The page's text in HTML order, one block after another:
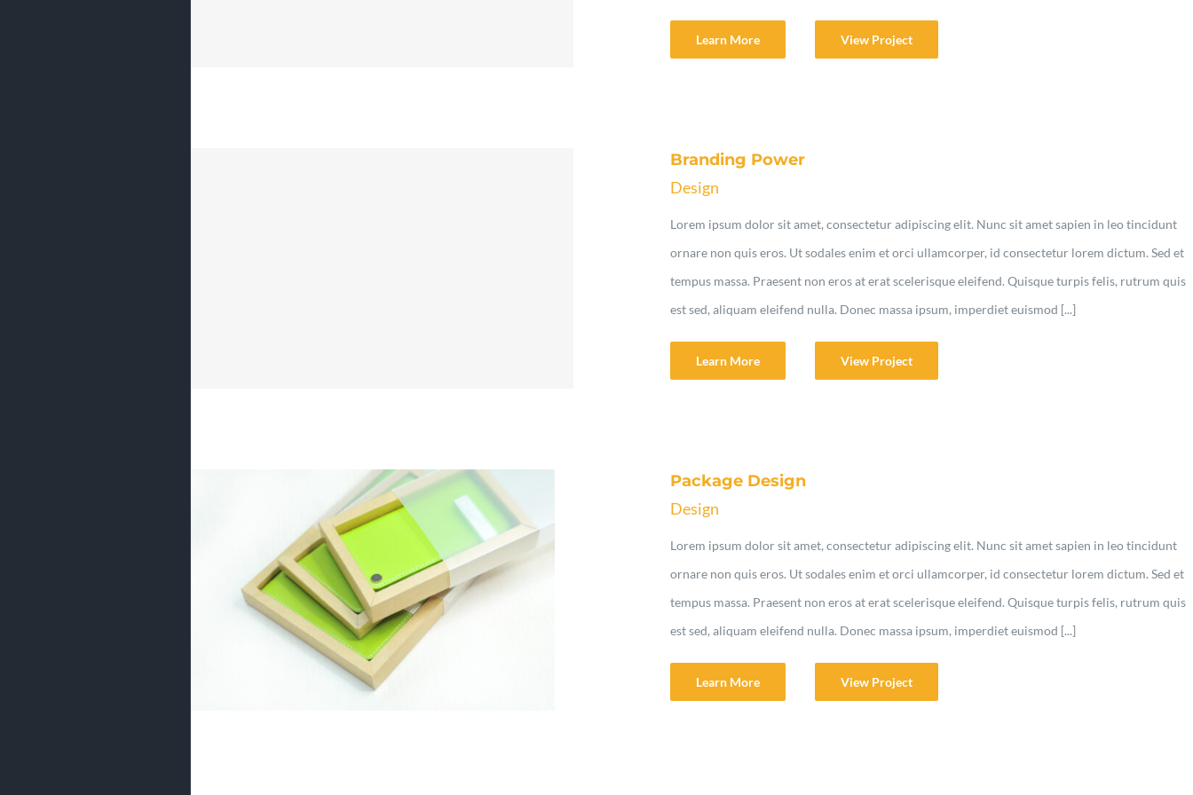
Learn More View Project
Branding Power
Design
Lorem ipsum dolor sit amet, consectetur adipiscing elit. Nunc sit amet sapien in leo tincidunt
ornare non quis eros. Ut sodales enim et orci ullamcorper, id consectetur lorem dictum. Sed et
tempus massa. Praesent non eros at erat scelerisque eleifend. Quisque turpis felis, rutrum quis
est sed, aliquam eleifend nulla. Donec massa ipsum, imperdiet euismod [...]
Learn More View Project
Package Design
Design
Lorem ipsum dolor sit amet, consectetur adipiscing elit. Nunc sit amet sapien in leo tincidunt
ornare non quis eros. Ut sodales enim et orci ullamcorper, id consectetur lorem dictum. Sed et
tempus massa. Praesent non eros at erat scelerisque eleifend. Quisque turpis felis, rutrum quis
est sed, aliquam eleifend nulla. Donec massa ipsum, imperdiet euismod [...]
Learn More View Project